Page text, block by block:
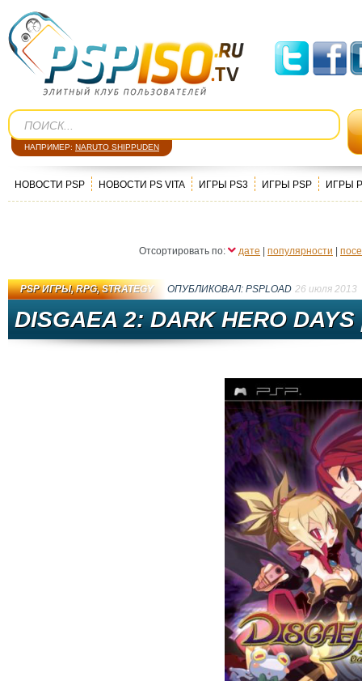
НАПРИМЕР: NARUTO SHIPPUDEN
НОВОСТИ PSP НОВОСТИ PS VITA ИГРЫ PS3 ИГРЫ PSP ИГРЫ
Отсортировать по: дате популярности
PSP ИГРЫ,RPG,STRATEGY ОПУБЛИКОВАЛ: PSPLOAD 26 июля 2013
DISGAEA 2: DARK HERO DAYS